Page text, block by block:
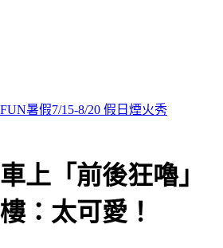
！洋面三颱共舞 最新路徑曝
上「前後狂嚕」
：太可愛！